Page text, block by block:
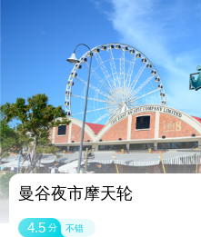
曼谷夜市摩天轮
4.5 分 不错